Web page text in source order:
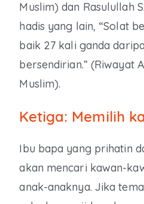
Muslim) dan Rasulullah
hadis yang lain, “Solat
baik 27 kali ganda
bersendirian.” (Riwayat
Muslim).
Ketiga: Memilih
Ibu bapa yang prihatin
akan mencari kawan-
anak-anaknya. Jika